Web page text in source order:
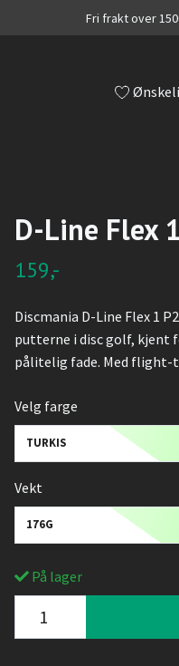
Fri frakt over
D-Line Flex
159,-
Discmania D-Line Flex 1
putterne i disc golf, kjent
pålitelig fade. Med flight-
Velg farge
TURKIS
Vekt
176G
På lager